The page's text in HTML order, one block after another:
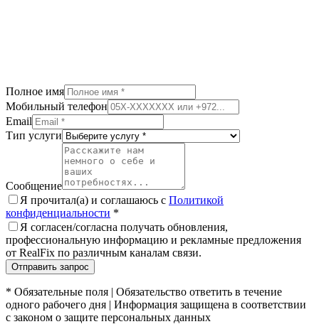
Полное имя
Мобильный телефон
Email
Тип услуги
Сообщение
Я прочитал(а) и соглашаюсь с Политикой
конфиденциальности *
Я согласен/согласна получать обновления,
профессиональную информацию и рекламные предложения
от RealFix по различным каналам связи.
Отправить запрос
* Обязательные поля | Обязательство ответить в течение
одного рабочего дня | Информация защищена в соответствии
с законом о защите персональных данных